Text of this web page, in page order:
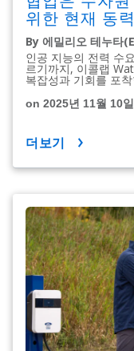
위한 현재 동
By 에밀리오 테누
인공 지능의 전력 수
르기까지, 이콜랩
복잡성과 기회를 포
on 2025년 11월 10일
더보기